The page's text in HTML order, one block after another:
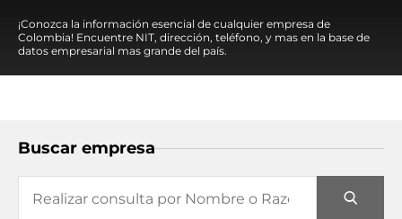
¡Conozca la información esencial de cualquier empresa de
Colombia! Encuentre NIT, dirección, teléfono, y mas en la base de
datos empresarial mas grande del país.
Buscar empresa